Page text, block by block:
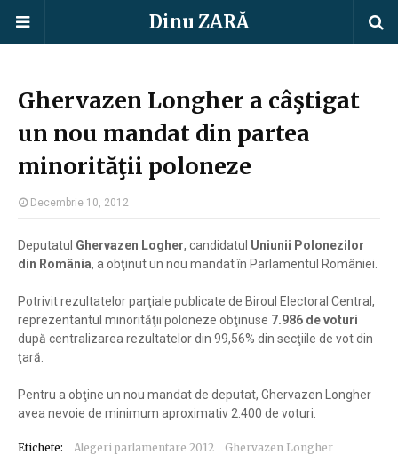
Dinu ZARĂ
Ghervazen Longher a câştigat
un nou mandat din partea
minorităţii poloneze
Decembrie 10, 2012
Deputatul Ghervazen Logher, candidatul Uniunii Polonezilor
din România, a obţinut un nou mandat în Parlamentul României.
Potrivit rezultatelor parţiale publicate de Biroul Electoral Central,
reprezentantul minorităţii poloneze obţinuse 7.986 de voturi
după centralizarea rezultatelor din 99,56% din secţiile de vot din
ţară.
Pentru a obţine un nou mandat de deputat, Ghervazen Longher
avea nevoie de minimum aproximativ 2.400 de voturi.
Etichete: Alegeri parlamentare 2012 Ghervazen Longher